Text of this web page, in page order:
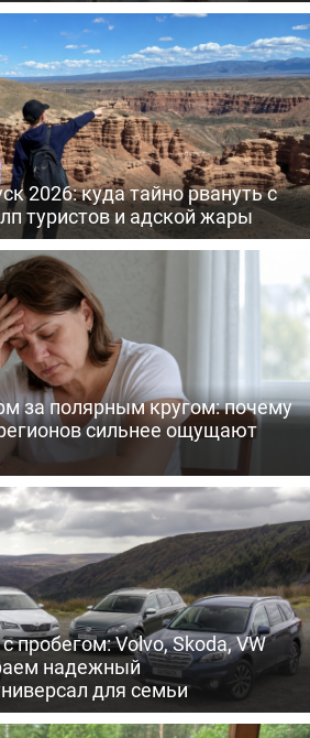
2026: куда тайно рвануть с
туристов и адской жары
за полярным кругом: почему
сильнее ощущают
пробегом: Volvo, Skoda, VW
надежный
для семьи